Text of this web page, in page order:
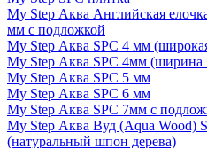
My Step Аква Английская
мм с подложкой
My Step Аква SPC 4 мм
My Step Аква SPC 4мм (ширина
My Step Аква SPC 5 мм
My Step Аква SPC 6 мм
My Step Аква SPC 7мм c
My Step Аква Вуд (Aqua Wood)
(натуральный шпон дерева)